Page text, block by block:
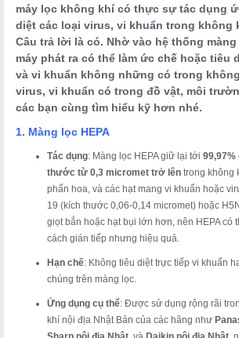
máy lọc không khí có thực sự tác dụng
diệt các loại virus, vi khuẩn trong không
Câu trả lời là có. Nhờ vào hệ thống
máy phát ra có thể làm ức chế hoặc tiêu
và vi khuẩn không những có trong
virus, vi khuẩn có trong đồ vật, môi
các bạn cùng tìm hiểu kỹ hơn nhé.
1. Màng lọc HEPA
Tác dụng: Màng lọc HEPA giữ lại tới
thước từ 0,3 micromet trở lên trong không
phấn hoa, và các hạt mang vi khuẩn hoặc
19 (kích thước 0,06-0,14 micromet) hoặc
giọt bắn hoặc hạt bụi lớn hơn, nên HEPA có
cách gián tiếp nhưng hiệu quả.
Hạn chế: Không tiêu diệt trực tiếp vi khuẩn
chúng trên màng lọc.
Ứng dụng cụ thể: Được sử dụng rộng rãi
khí nội địa Nhật Bản của các hãng như